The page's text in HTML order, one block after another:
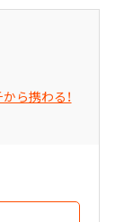
ら携わる！